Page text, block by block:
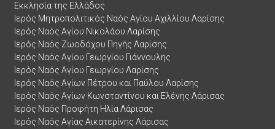
Εκκλησία της Ελλάδος
Ιερός Μητροπολιτικός Ναός Αγίου Αχιλλίου Λαρίσης
Ιερός Ναός Αγίου Νικολάου Λαρίσης
Ιερός Ναός Ζωοδόχου Πηγής Λαρίσης
Ιερός Ναός Αγίου Γεωργίου Γιάννουλης
Ιερός Ναός Αγίου Γεωργίου Λαρίσης
Ιερός Ναός Αγίων Πέτρου και Παύλου Λαρίσης
Ιερός Ναός Αγίων Κωνσταντίνου και Ελένης Λάρισας
Ιερός Ναός Προφήτη Ηλία Λάρισας
Ιερός Ναός Αγίας Αικατερίνης Λάρισας